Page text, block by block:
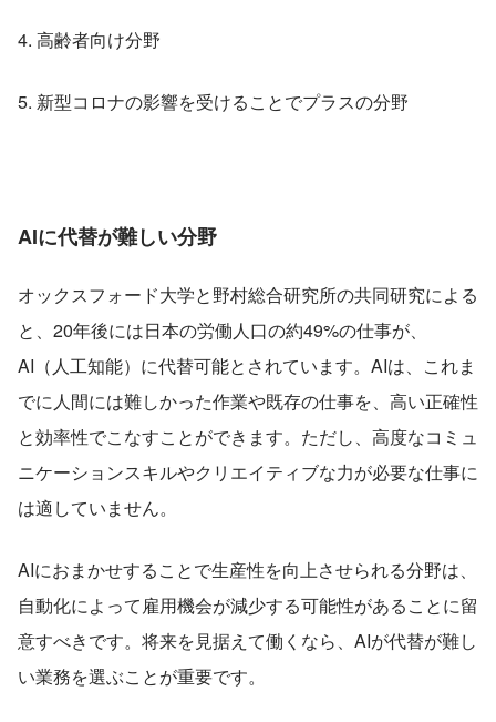
4. 高齢者向け分野
5. 新型コロナの影響を受けることでプラスの分野
AIに代替が難しい分野
オックスフォード大学と野村総合研究所の共同研究による
と、20年後には日本の労働人口の約49%の仕事が、
AI（人工知能）に代替可能とされています。AIは、これま
でに人間には難しかった作業や既存の仕事を、高い正確性
と効率性でこなすことができます。ただし、高度なコミュ
ニケーションスキルやクリエイティブな力が必要な仕事に
は適していません。
AIにおまかせすることで生産性を向上させられる分野は、
自動化によって雇用機会が減少する可能性があることに留
意すべきです。将来を見据えて働くなら、AIが代替が難し
い業務を選ぶことが重要です。